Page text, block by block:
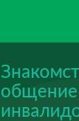
общение